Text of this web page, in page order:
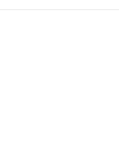
Menu